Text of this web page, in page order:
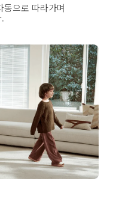
으로 따라가며